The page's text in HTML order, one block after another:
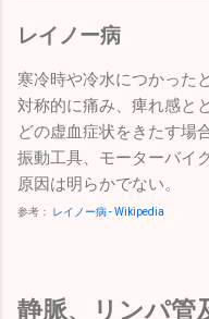
レイノー病
寒冷時や冷水につかった
対称的に痛み、痺れ感と
どの虚血症状をきたす場
振動工具、モーターバイ
原因は明らかでない。
参考： レイノー病 - Wikipedia
静脈、リンパ管